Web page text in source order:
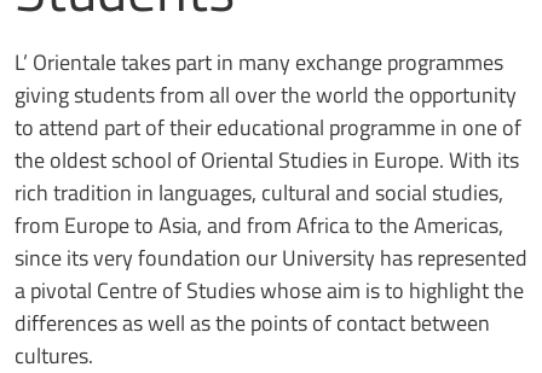
L’ Orientale takes part in many exchange programmes
giving students from all over the world the opportunity
to attend part of their educational programme in one of
the oldest school of Oriental Studies in Europe. With its
rich tradition in languages, cultural and social studies,
from Europe to Asia, and from Africa to the Americas,
since its very foundation our University has represented
a pivotal Centre of Studies whose aim is to highlight the
differences as well as the points of contact between
cultures.